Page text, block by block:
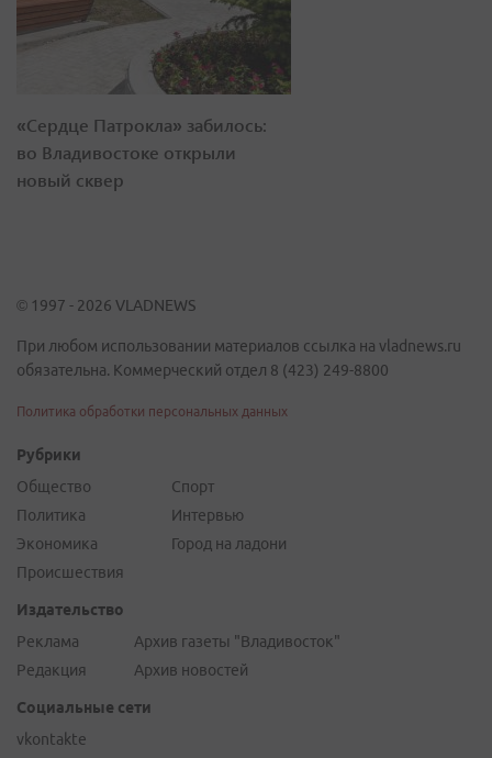
«Сердце Патрокла» забилось:
во Владивостоке открыли
новый сквер
© 1997 - 2026 VLADNEWS
При любом использовании материалов ссылка на vladnews.ru
обязательна. Коммерческий отдел 8 (423) 249-8800
Политика обработки персональных данных
Рубрики
Общество
Политика
Экономика
Происшествия
Спорт
Интервью
Город на ладони
Издательство
Реклама
Редакция
Архив газеты "Владивосток"
Архив новостей
Социальные сети
vkontakte